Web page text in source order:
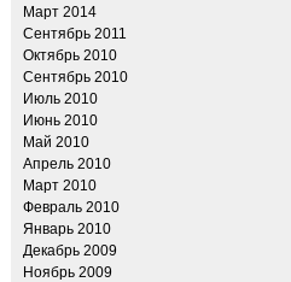
Март 2014
Сентябрь 2011
Октябрь 2010
Сентябрь 2010
Июль 2010
Июнь 2010
Май 2010
Апрель 2010
Март 2010
Февраль 2010
Январь 2010
Декабрь 2009
Ноябрь 2009